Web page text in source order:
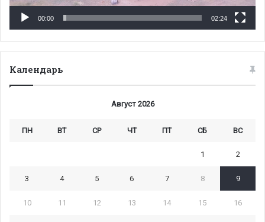
00:00 02:24
Календарь
Август 2026
ПН ВТ СР ЧТ ПТ СБ ВС
1 2
3 4 5 6 7 8 9
10 11 12 13 14 15 16